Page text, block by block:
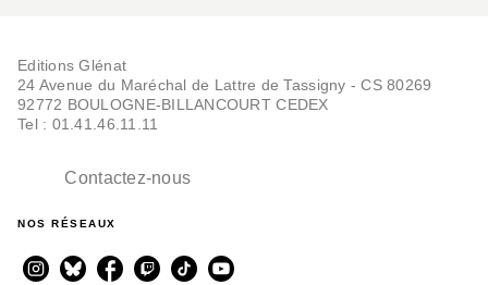
Editions Glénat
24 Avenue du Maréchal de Lattre de Tassigny - CS 80269
92772 BOULOGNE-BILLANCOURT CEDEX
Tel : 01.41.46.11.11
Contactez-nous
NOS RÉSEAUX